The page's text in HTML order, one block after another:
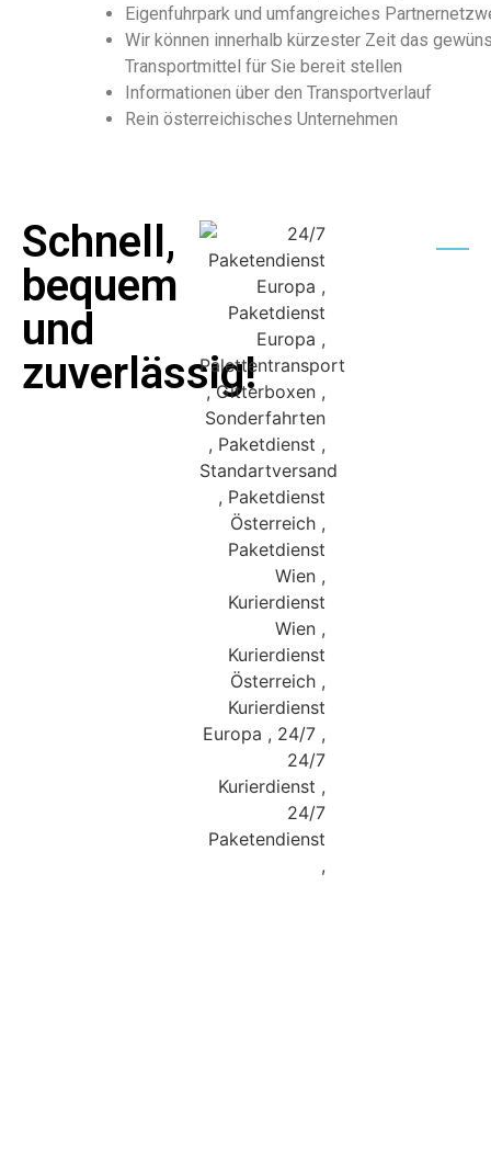
Eigenfuhrpark und umfangreiches
Wir können innerhalb kürzester Zeit das
Transportmittel für Sie bereit stellen
Informationen über den Transportverlauf
Rein österreichisches Unternehmen
Schnell,
bequem
und
zuverlässig!